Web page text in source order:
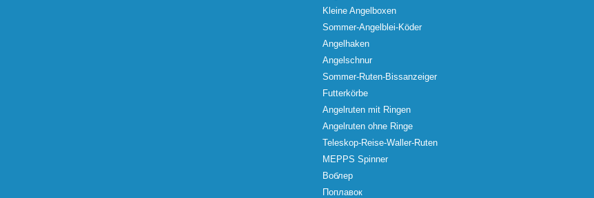
Kleine Angelboxen
Sommer-Angelblei-Köder
Angelhaken
Angelschnur
Sommer-Ruten-Bissanzeiger
Futterkörbe
Angelruten mit Ringen
Angelruten ohne Ringe
Teleskop-Reise-Waller-Ruten
MEPPS Spinner
Воблер
Поплавок